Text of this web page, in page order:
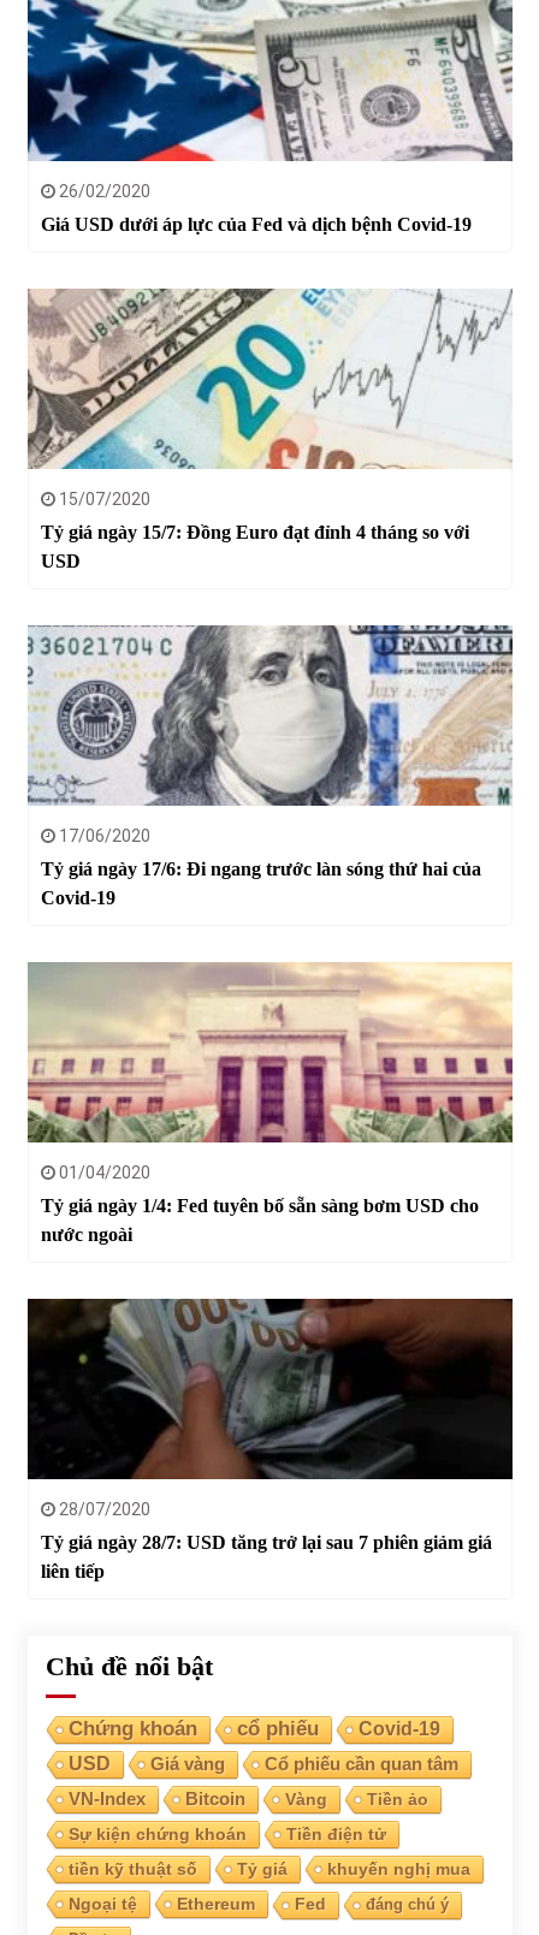
26/02/2020
Giá USD dưới áp lực của Fed và dịch bệnh Covid-19
15/07/2020
Tỷ giá ngày 15/7: Đồng Euro đạt đỉnh 4 tháng so với
USD
17/06/2020
Tỷ giá ngày 17/6: Đi ngang trước làn sóng thứ hai của
Covid-19
01/04/2020
Tỷ giá ngày 1/4: Fed tuyên bố sẵn sàng bơm USD cho
nước ngoài
28/07/2020
Tỷ giá ngày 28/7: USD tăng trở lại sau 7 phiên giảm giá
liên tiếp
Chủ đề nổi bật
Chứng khoán cổ phiếu
Covid-19
USD
Giá vàng Cổ phiếu cần quan tâm
VN-Index Bitcoin Vàng
Tiền ảo
Sự kiện chứng khoán
Tiền điện tử
tiền kỹ thuật số
Tỷ giá
khuyến nghị mua
Ngoại tệ
Ethereum Fed
đáng chú ý